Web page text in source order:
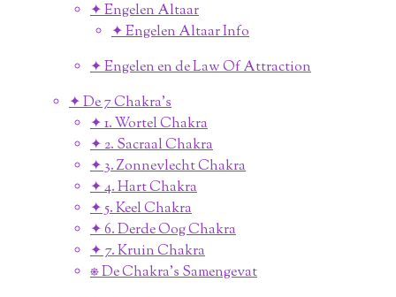
✦ Engelen Altaar
✦ Engelen Altaar Info
✦ Engelen en de Law Of Attraction
✦ De 7 Chakra's
✦ 1. Wortel Chakra
✦ 2. Sacraal Chakra
✦ 3. Zonnevlecht Chakra
✦ 4. Hart Chakra
✦ 5. Keel Chakra
✦ 6. Derde Oog Chakra
✦ 7. Kruin Chakra
⎈ De Chakra's Samengevat